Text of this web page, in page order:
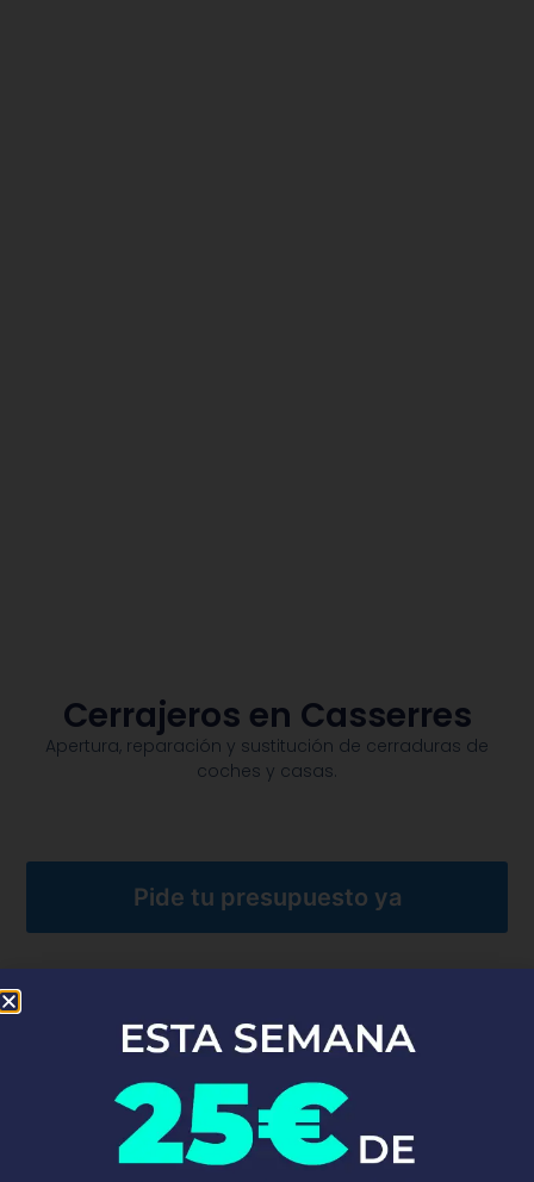
Cerrajeros en Casserres
Apertura, reparación y sustitución de cerraduras de
coches y casas.​
Pide tu presupuesto ya